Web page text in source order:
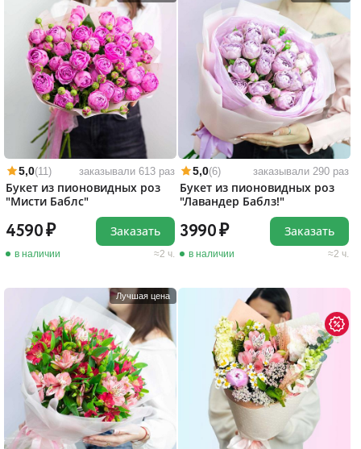
5,0(11) заказывали 613 раз
Букет из пионовидных роз
"Мисти Баблс"
4590
в наличии 2 ч.
Заказать
5,0(6) заказывали 290 раз
Букет из пионовидных роз
"Лавандер Баблз!"
3990
в наличии 2 ч.
Заказать
Лучшая цена